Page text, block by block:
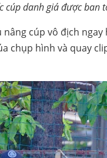
cúp danh giá được ban
cúp vô địch ngay
chụp hình và quay